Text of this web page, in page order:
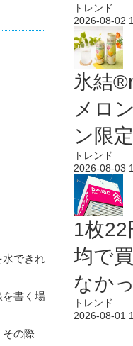
水できれ
を書く場
その際
トレンド
2026-08-02
氷結
メロ
ン限
トレンド
2026-08-03
1枚
均で
なか
トレンド
2026-08-01